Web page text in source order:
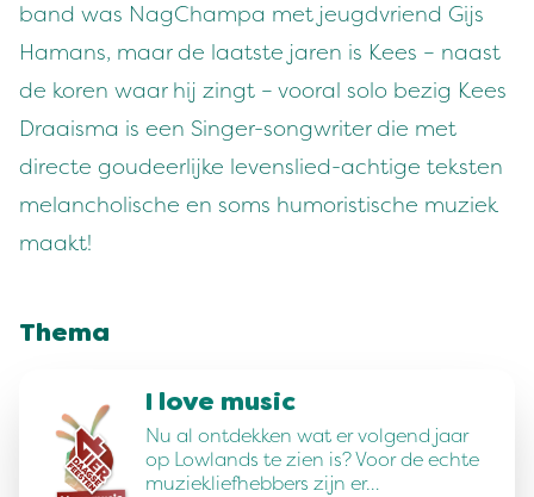
band was NagChampa met jeugdvriend Gijs
Hamans, maar de laatste jaren is Kees – naast
de koren waar hij zingt – vooral solo bezig Kees
Draaisma is een Singer-songwriter die met
directe goudeerlijke levenslied-achtige teksten
melancholische en soms humoristische muziek
maakt!
Thema
I love music
Nu al ontdekken wat er volgend jaar
op Lowlands te zien is? Voor de echte
muziekliefhebbers zijn er…